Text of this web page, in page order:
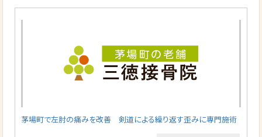
茅場町で左肘の痛みを改善 剣道による繰り返す歪みに専門施術